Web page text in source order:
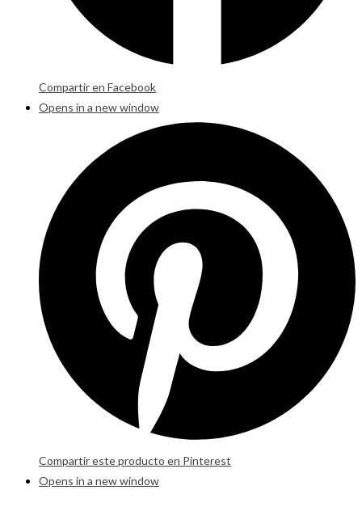
Compartir en Facebook
Opens in a new window
Compartir este producto en Pinterest
Opens in a new window